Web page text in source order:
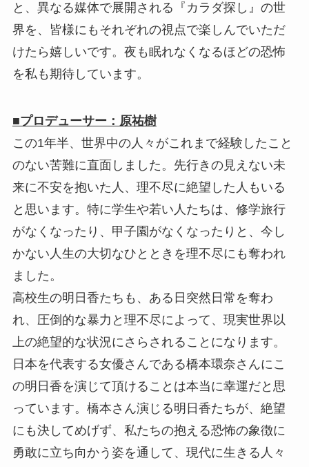
と、異なる媒体で展開される『カラダ探し』の世
界を、皆様にもそれぞれの視点で楽しんでいただ
けたら嬉しいです。夜も眠れなくなるほどの恐怖
を私も期待しています。
■プロデューサー：原祐樹
この1年半、世界中の人々がこれまで経験したこと
のない苦難に直面しました。先行きの見えない未
来に不安を抱いた人、理不尽に絶望した人もいる
と思います。特に学生や若い人たちは、修学旅行
がなくなったり、甲子園がなくなったりと、今し
かない人生の大切なひとときを理不尽にも奪われ
ました。
高校生の明日香たちも、ある日突然日常を奪わ
れ、圧倒的な暴力と理不尽によって、現実世界以
上の絶望的な状況にさらされることになります。
日本を代表する女優さんである橋本環奈さんにこ
の明日香を演じて頂けることは本当に幸運だと思
っています。橋本さん演じる明日香たちが、絶望
にも決してめげず、私たちの抱える恐怖の象徴に
勇敢に立ち向かう姿を通して、現代に生きる人々